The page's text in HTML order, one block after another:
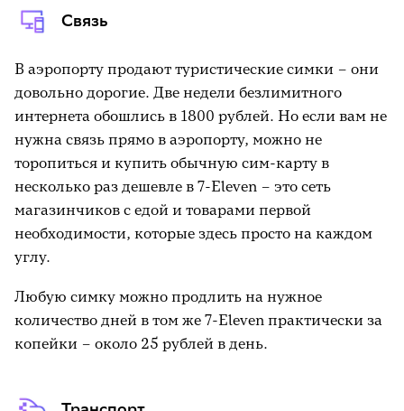
Связь
В аэропорту продают туристические симки – они
довольно дорогие. Две недели безлимитного
интернета обошлись в 1800 рублей. Но если вам не
нужна связь прямо в аэропорту, можно не
торопиться и купить обычную сим-карту в
несколько раз дешевле в 7-Eleven – это сеть
магазинчиков с едой и товарами первой
необходимости, которые здесь просто на каждом
углу.
Любую симку можно продлить на нужное
количество дней в том же 7-Eleven практически за
копейки – около 25 рублей в день.